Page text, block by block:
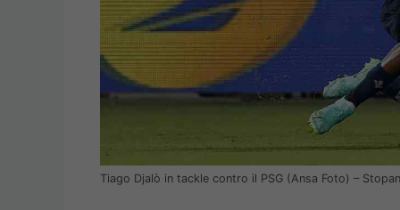
Tiago Djalò in tackle contro il PSG (Ansa Foto) –